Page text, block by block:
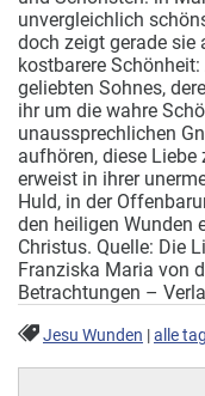
unvergleichlich
doch zeigt gerade sie
kostbarere
geliebten Sohnes,
ihr um die wahre
unaussprechlichen
aufhören, diese Liebe
erweist in ihrer
Huld, in der
den heiligen Wunden
Christus. Quelle: Die
Franziska Maria von
Betrachtungen –
Jesu Wunden |alle